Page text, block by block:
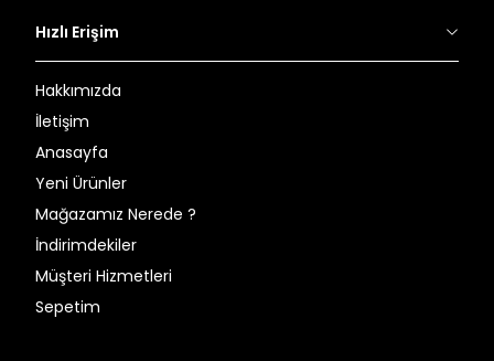
Hızlı Erişim
Hakkımızda
İletişim
Anasayfa
Yeni Ürünler
Mağazamız Nerede ?
İndirimdekiler
Müşteri Hizmetleri
Sepetim